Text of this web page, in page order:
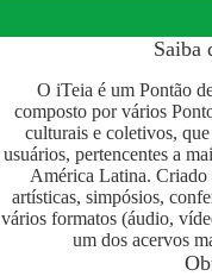
Saiba
O iTeia é um Pontão
composto por vários
culturais e coletivos,
usuários, pertencentes a
América Latina. Criado
artísticas, simpósios,
vários formatos (áudio,
um dos acervos